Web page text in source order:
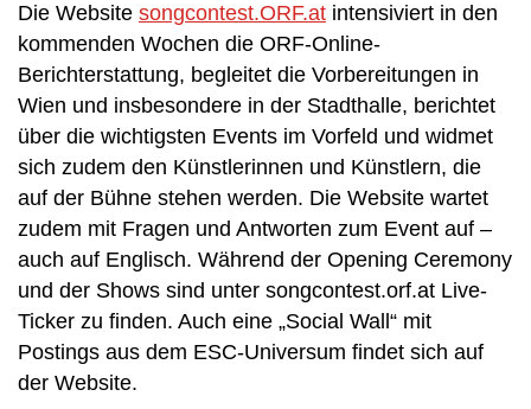
Die Website songcontest.ORF.at intensiviert in den
kommenden Wochen die ORF-Online-
Berichterstattung, begleitet die Vorbereitungen in
Wien und insbesondere in der Stadthalle, berichtet
über die wichtigsten Events im Vorfeld und widmet
sich zudem den Künstlerinnen und Künstlern, die
auf der Bühne stehen werden. Die Website wartet
zudem mit Fragen und Antworten zum Event auf –
auch auf Englisch. Während der Opening Ceremony
und der Shows sind unter songcontest.orf.at Live-
Ticker zu finden. Auch eine „Social Wall“ mit
Postings aus dem ESC-Universum findet sich auf
der Website.